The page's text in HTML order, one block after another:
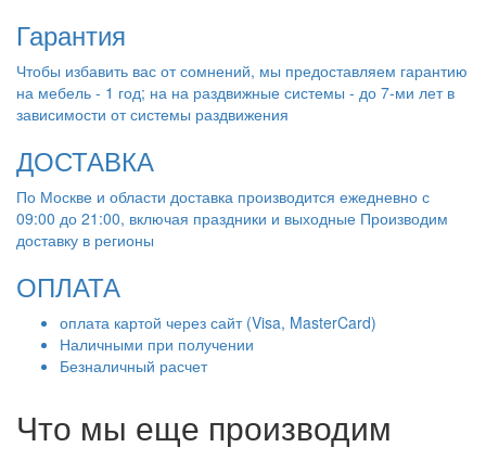
Гарантия
Чтобы избавить вас от сомнений, мы предоставляем гарантию
на мебель - 1 год; на на раздвижные системы - до 7-ми лет в
зависимости от системы раздвижения
ДОСТАВКА
По Москве и области доставка производится ежедневно с
09:00 до 21:00, включая праздники и выходные Производим
доставку в регионы
ОПЛАТА
оплата картой через сайт (Visa, MasterCard)
Наличными при получении
Безналичный расчет
Что мы еще производим